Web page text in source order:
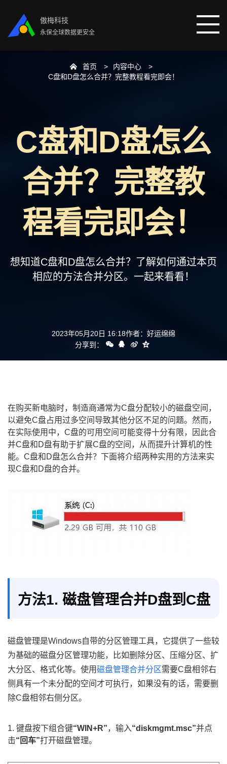
傲梅科技
永保全球数据更安全
数据恢复
数据备份
支持
首页
内容中心
C盘和D盘怎么合并？完整教程看完即会！
C盘和D盘怎么
合并？完整教
程看完即会！
想知道C盘和D盘怎么合并？了解如何通过本页
相应的方法合并分区。一起来看看！
2023年05月20日 16:18作者： 好运绵绵
分享到：
在购买新电脑时，制造商通常为C盘分配较小的磁盘空间，
以避免C盘占用过多空间导致其他分区不足的问题。然而，
在实际使用中，C盘的可用空间可能变得十分有限，因此合
并C盘和D盘有助于扩展C盘的空间，从而提升计算机的性
能。C盘和D盘怎么合并？下面将介绍两种实用的方法来实
现C盘和D盘的合并。
方法1. 磁盘管理合并D盘到C盘
磁盘管理是Windows自带的分区管理工具，它提供了一些较
为基础的磁盘分区管理功能，比如删除分区、压缩分区、扩
大分区、格式化等。使用磁盘管理合并分区需要C盘相邻右
侧具有一个未分配的空间才可执行，如果没有的话，需要删
除C盘相邻右侧分区。
1. 键盘按下组合键“WIN+R”，输入“diskmgmt.msc”并点
击“回车”打开磁盘管理。